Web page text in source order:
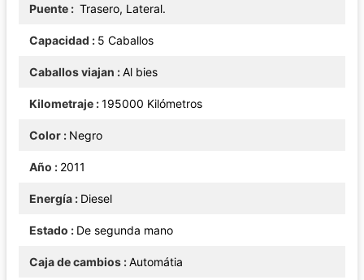
Puente Trasero, Lateral.
Capacidad 5 Caballos
Caballos viajan Al bies
Kilometraje 195000 Kilómetros
Color Negro
Año 2011
Energía Diesel
Estado De segunda mano
Caja de cambios Automátia